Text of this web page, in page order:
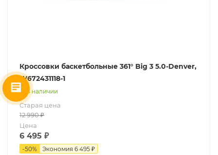
Кроссовки баскетбольные 361° Big 3 5.0-Denver,
W672431118-1
В наличии
Старая цена
12 990₽
Цена
6 495 ₽
-50% Экономия 6 495 ₽